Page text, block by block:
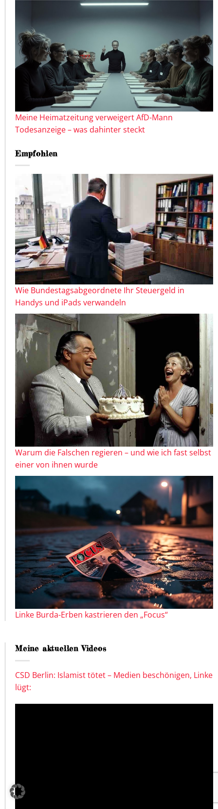
Meine Heimatzeitung verweigert AfD-Mann
Todesanzeige – was dahinter steckt
Empfohlen
Wie Bundestagsabgeordnete Ihr Steuergeld in
Handys und iPads verwandeln
Warum die Falschen regieren – und wie ich fast selbst
einer von ihnen wurde
Linke Burda-Erben kastrieren den „Focus“
Meine aktuellen Videos
CSD Berlin: Islamist tötet – Medien beschönigen, Linke
lügt: